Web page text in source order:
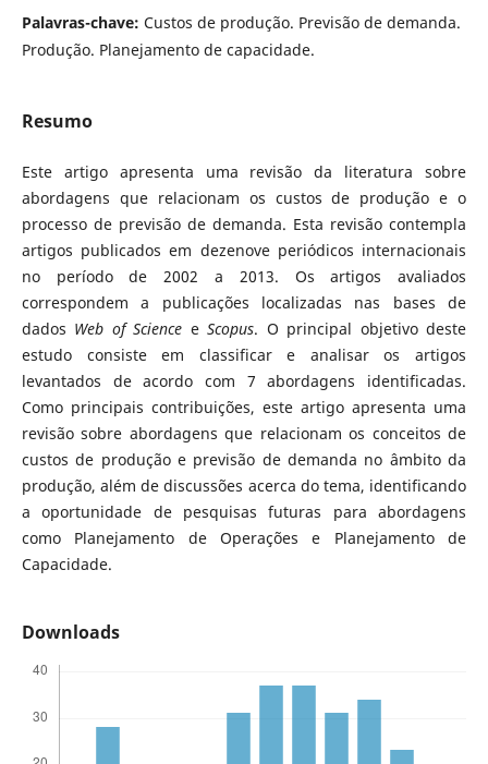
Palavras-chave: Custos de produção. Previsão de demanda.
Produção. Planejamento de capacidade.
Resumo
Este artigo apresenta uma revisão da literatura sobre
abordagens que relacionam os custos de produção e o
processo de previsão de demanda. Esta revisão contempla
artigos publicados em dezenove periódicos internacionais
no período de 2002 a 2013. Os artigos avaliados
correspondem a publicações localizadas nas bases de
dados Web of Science eScopus. O principal objetivo deste
estudo consiste em classificar e analisar os artigos
levantados de acordo com 7 abordagens identificadas.
Como principais contribuições, este artigo apresenta uma
revisão sobre abordagens que relacionam os conceitos de
custos de produção e previsão de demanda no âmbito da
produção, além de discussões acerca do tema, identificando
a oportunidade de pesquisas futuras para abordagens
como Planejamento de Operações e Planejamento de
Capacidade.
Downloads